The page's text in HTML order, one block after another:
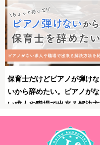
保育士としてのブランクが不
安！復職・再就職の前にやっ
ておくべきことや必要な準備
を解説！